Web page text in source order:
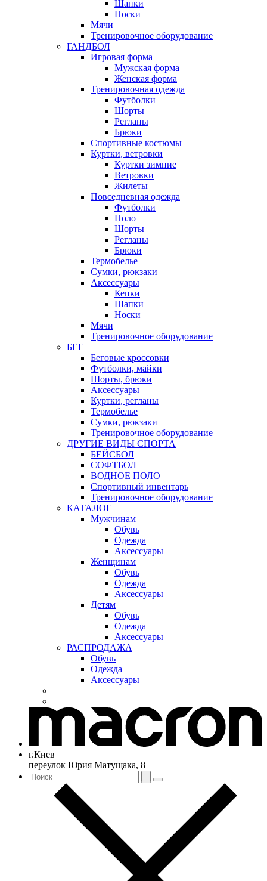
Шапки
Носки
Мячи
Тренировочное оборудование
ГАНДБОЛ
Игровая форма
Мужская форма
Женская форма
Тренировочная одежда
Футболки
Шорты
Регланы
Брюки
Спортивные костюмы
Куртки, ветровки
Куртки зимние
Ветровки
Жилеты
Повседневная одежда
Футболки
Поло
Шорты
Регланы
Брюки
Термобелье
Сумки, рюкзаки
Аксессуары
Кепки
Шапки
Носки
Мячи
Тренировочное оборудование
БЕГ
Беговые кроссовки
Футболки, майки
Шорты, брюки
Аксессуары
Куртки, регланы
Термобелье
Сумки, рюкзаки
Тренировочное оборудование
ДРУГИЕ ВИДЫ СПОРТА
БЕЙСБОЛ
СОФТБОЛ
ВОДНОЕ ПОЛО
Спортивный инвентарь
Тренировочное оборудование
КАТАЛОГ
Мужчинам
Обувь
Одежда
Аксессуары
Женщинам
Обувь
Одежда
Аксессуары
Детям
Обувь
Одежда
Аксессуары
РАСПРОДАЖА
Обувь
Одежда
Аксессуары
г.Киев
переулок Юрия Матущака, 8